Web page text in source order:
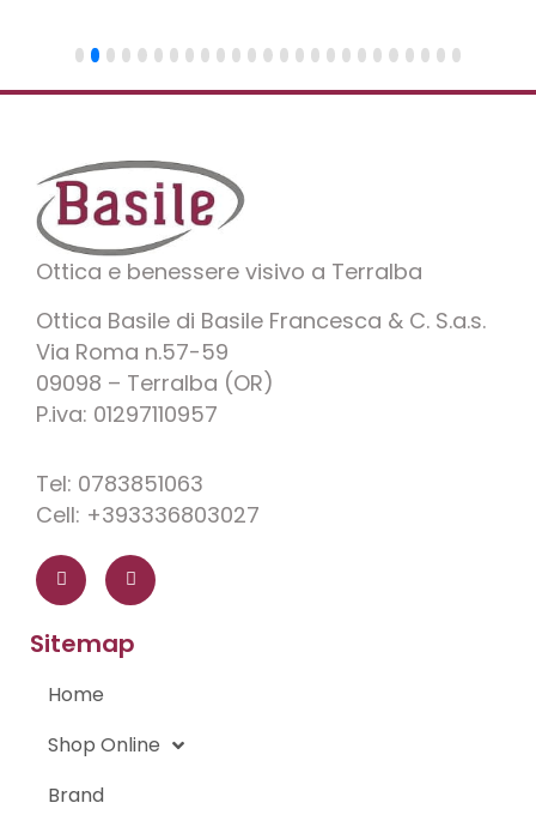
Ottica e benessere visivo a Terralba
Ottica Basile di Basile Francesca & C. S.a.s.
Via Roma n.57-59
09098 – Terralba (OR)
P.iva: 01297110957
Tel: 0783851063
Cell: +393336803027
a
c
e
b
o
-
f
n
s
t
a
r
Sitemap
Home
Shop Online
Brand